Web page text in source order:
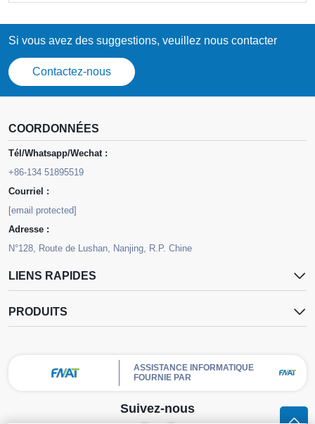
Si vous avez des suggestions, veuillez nous contacter
Contactez-nous
COORDONNÉES
Tél/Whatsapp/Wechat :
+86-134 51895519
Courriel :
[email protected]
Adresse :
N°128, Route de Lushan, Nanjing, R.P. Chine
LIENS RAPIDES
PRODUITS
ASSISTANCE INFORMATIQUE
FOURNIE PAR
Suivez-nous